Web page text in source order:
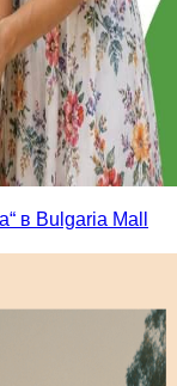
в Bulgaria Mall